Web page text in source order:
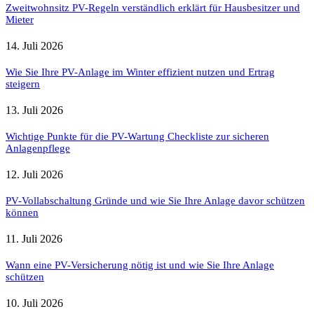
Zweitwohnsitz PV-Regeln verständlich erklärt für Hausbesitzer und
Mieter
14. Juli 2026
Wie Sie Ihre PV-Anlage im Winter effizient nutzen und Ertrag
steigern
13. Juli 2026
Wichtige Punkte für die PV-Wartung Checkliste zur sicheren
Anlagenpflege
12. Juli 2026
PV-Vollabschaltung Gründe und wie Sie Ihre Anlage davor schützen
können
11. Juli 2026
Wann eine PV-Versicherung nötig ist und wie Sie Ihre Anlage
schützen
10. Juli 2026